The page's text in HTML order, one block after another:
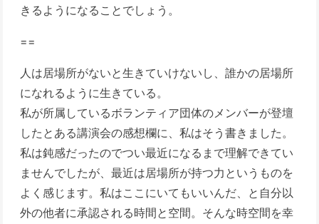
きるようになることでしょう。
==
人は居場所がないと生きていけないし、誰かの居場所
になれるように生きている。
私が所属しているボランティア団体のメンバーが登壇
したとある講演会の感想欄に、私はそう書きました。
私は鈍感だったのでつい最近になるまで理解できてい
ませんでしたが、最近は居場所が持つ力というものを
よく感じます。私はここにいてもいいんだ、と自分以
外の他者に承認される時間と空間。そんな時空間を幸